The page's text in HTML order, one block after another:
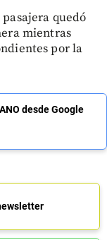
quedó
mientras
por la
desde Google